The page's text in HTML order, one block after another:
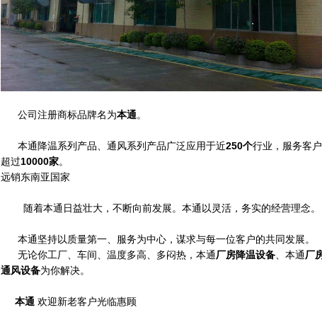
公司注册商标品牌名为本通。
本通降温系列产品、通风系列产品广泛应用于近250个行业，服务客户
超过10000家。
远销东南亚国家
随着本通日益壮大，不断向前发展。本通以灵活，务实的经营理念。
本通坚持以质量第一、服务为中心，谋求与每一位客户的共同发展。
无论你工厂、车间、温度多高、多闷热，本通厂房降温设备 、本通厂
通风设备为你解决。
本通 欢迎新老客户光临惠顾